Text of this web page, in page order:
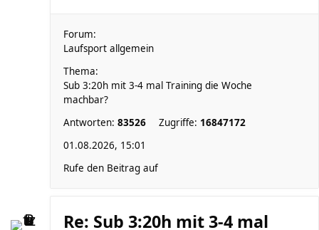
Forum:
Laufsport allgemein
Thema:
Sub 3:20h mit 3-4 mal Training die Woche
machbar?
Antworten: 83526 Zugriffe: 16847172
01.08.2026, 15:01
Rufe den Beitrag auf
Re: Sub 3:20h mit 3-4 mal